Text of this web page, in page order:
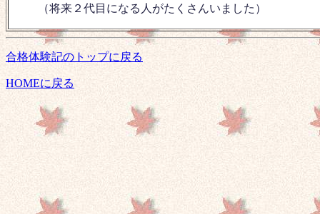
（将来２代目になる人がたくさんいました）
合格体験記のトップに戻る
HOMEに戻る